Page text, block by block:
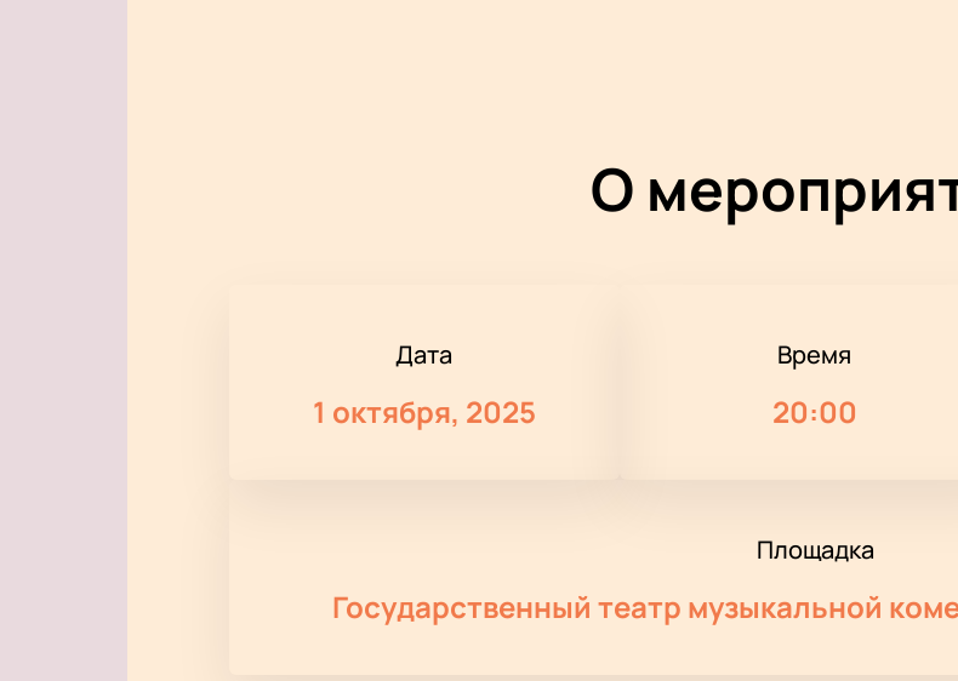
О
Дата
1 октября, 2025
Время
20:00
Площадка
Государственный театр музыкальной